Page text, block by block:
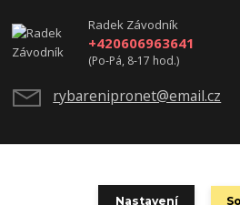
Radek Závodník
+420606963641
(Po-Pá, 8-17 hod.)
rybarenipronet@email.cz
Nastavení